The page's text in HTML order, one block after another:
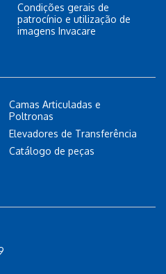
Condições gerais de
patrocínio e utilização de
imagens Invacare
Camas Articuladas e
Poltronas
Elevadores de Transferência
Catálogo de peças